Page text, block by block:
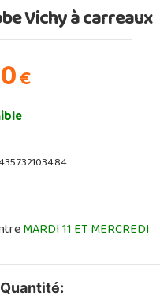
Vichy à carreaux
€
MARDI 11 ET MERCREDI